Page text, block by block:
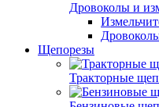
Дровоколы и
Щепорезы
Тракторные